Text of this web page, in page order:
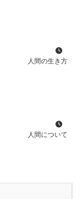
人間の生き方
人間について